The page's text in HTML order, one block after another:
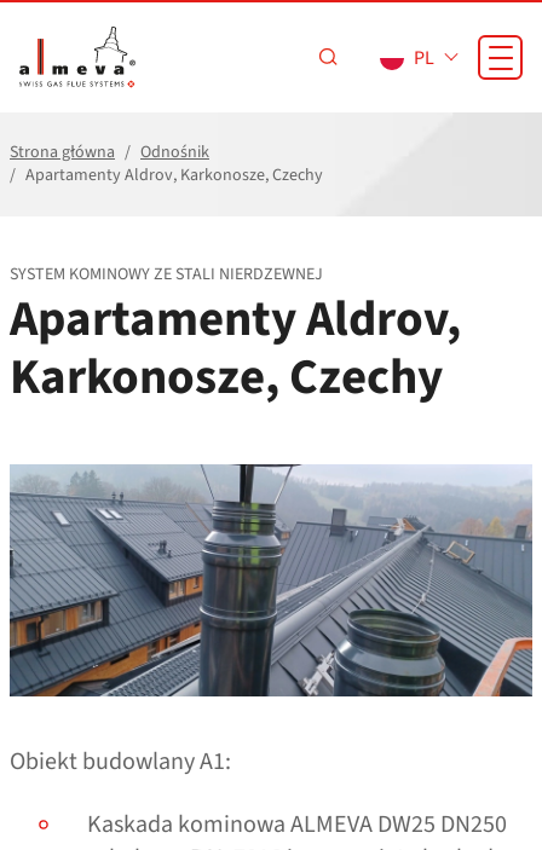
PL
Strona główna
Odnośnik
Apartamenty Aldrov, Karkonosze, Czechy
SYSTEM KOMINOWY ZE STALI NIERDZEWNEJ
Apartamenty Aldrov,
Karkonosze, Czechy
Obiekt budowlany A1:
Kaskada kominowa ALMEVA DW25 DN250